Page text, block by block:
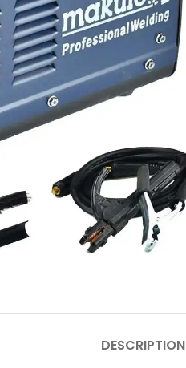
DESCRIPTION